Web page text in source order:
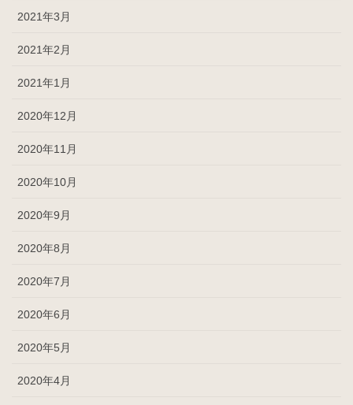
2021年3月
2021年2月
2021年1月
2020年12月
2020年11月
2020年10月
2020年9月
2020年8月
2020年7月
2020年6月
2020年5月
2020年4月